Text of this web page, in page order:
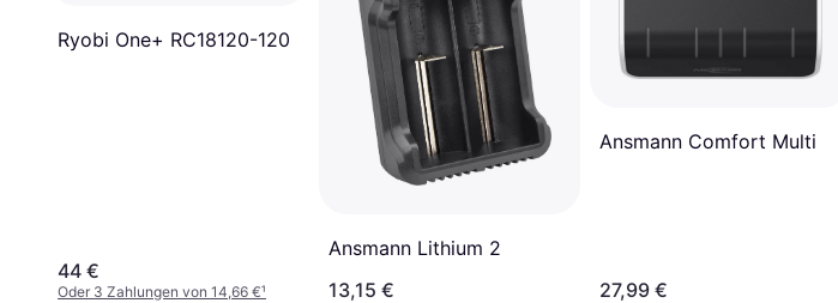
Ryobi One+ RC18120-120
44 €
Oder 3 Zahlungen von 14,66 €¹
Ansmann Lithium 2
13,15 €
Ansmann Comfort Multi
27,99 €